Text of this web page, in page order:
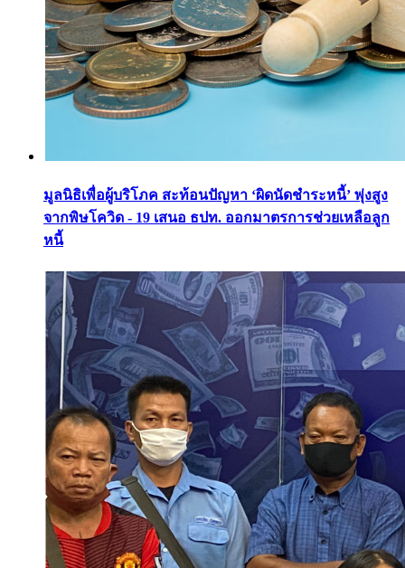
มูลนิธิเพื่อผู้บริโภค สะท้อนปัญหา ‘ผิดนัดชำระหนี้’ พุ่งสูง
จากพิษโควิด - 19 เสนอ ธปท. ออกมาตรการช่วยเหลือลูก
หนี้